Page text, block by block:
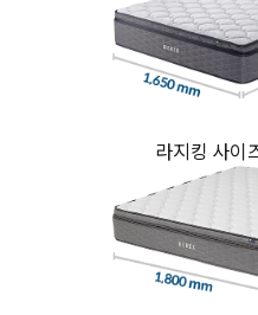
라지킹 사